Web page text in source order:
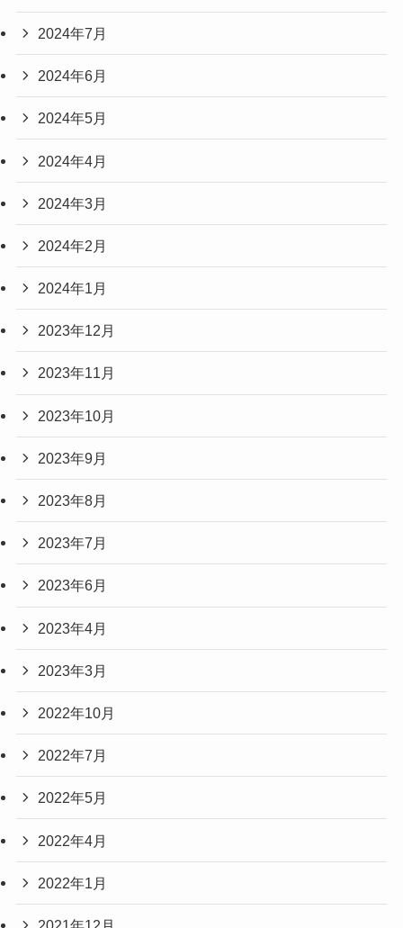
2024年7月
2024年6月
2024年5月
2024年4月
2024年3月
2024年2月
2024年1月
2023年12月
2023年11月
2023年10月
2023年9月
2023年8月
2023年7月
2023年6月
2023年4月
2023年3月
2022年10月
2022年7月
2022年5月
2022年4月
2022年1月